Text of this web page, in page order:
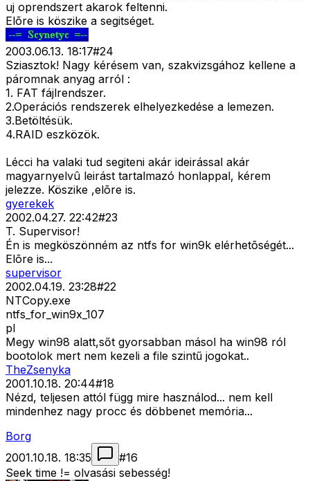
uj oprendszert akarok feltenni.
Elõre is köszike a segitséget.
2003.06.13. 18:17#24
Sziasztok! Nagy kérésem van, szakvizsgához kellene a
páromnak anyag arról :
1. FAT fájlrendszer.
2.Operációs rendszerek elhelyezkedése a lemezen.
3.Betöltésük.
4.RAID eszközök.
Lécci ha valaki tud segiteni akár ideirással akár
magyarnyelvû leirást tartalmazó honlappal, kérem
jelezze. Köszike ,elõre is.
gyerekek
2002.04.27. 22:42#23
T. Supervisor!
Én is megköszönném az ntfs for win9k elérhetõségét...
Elõre is...
supervisor
2002.04.19. 23:28#22
NTCopy.exe
ntfs_for_win9x_107
pl
Megy win98 alatt,sőt gyorsabban másol ha win98 ról
bootolok mert nem kezeli a file szintű jogokat..
TheZsenyka
2001.10.18. 20:44#18
Nézd, teljesen attól függ mire használod... nem kell
mindenhez nagy procc és döbbenet memória...
Borg
2001.10.18. 18:35
#16
Seek time != olvasási sebesség!